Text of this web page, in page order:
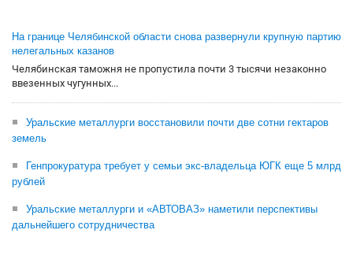
На границе Челябинской области снова развернули крупную партию
нелегальных казанов
Челябинская таможня не пропустила почти 3 тысячи незаконно
ввезенных чугунных...
Уральские металлурги восстановили почти две сотни гектаров
земель
Генпрокуратура требует у семьи экс-владельца ЮГК еще 5 млрд
рублей
Уральские металлурги и «АВТОВАЗ» наметили перспективы
дальнейшего сотрудничества